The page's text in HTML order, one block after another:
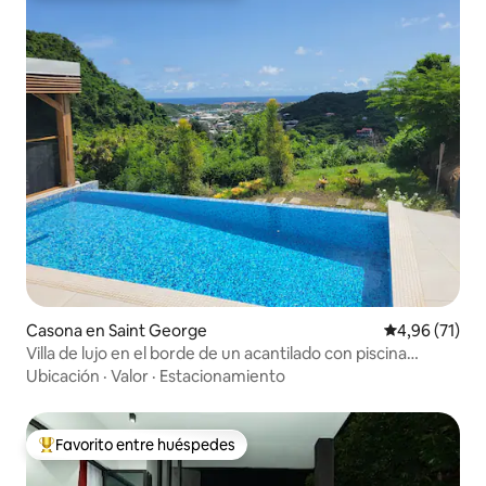
Casona en Saint George Calificación
4,96 (71)
Villa de lujo en el borde de un acantilado con piscina
privada
Ubicación · Valor · Estacionamiento
Favorito entre los huéspedes más destacados
Favorito entre huéspedes